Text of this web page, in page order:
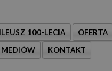
100-LECIA OFERTA
MEDIÓW
KONTAKT